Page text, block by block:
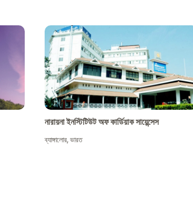
নারায়না ইনস্টিটিউট অফ কার্ডিয়াক সায়েন্সেস
ব্যাঙ্গালোর,ভারত